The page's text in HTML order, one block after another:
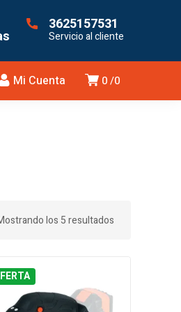
3625157531
Servicio al cliente
0 0
Mi Cuenta
los 5 resultados